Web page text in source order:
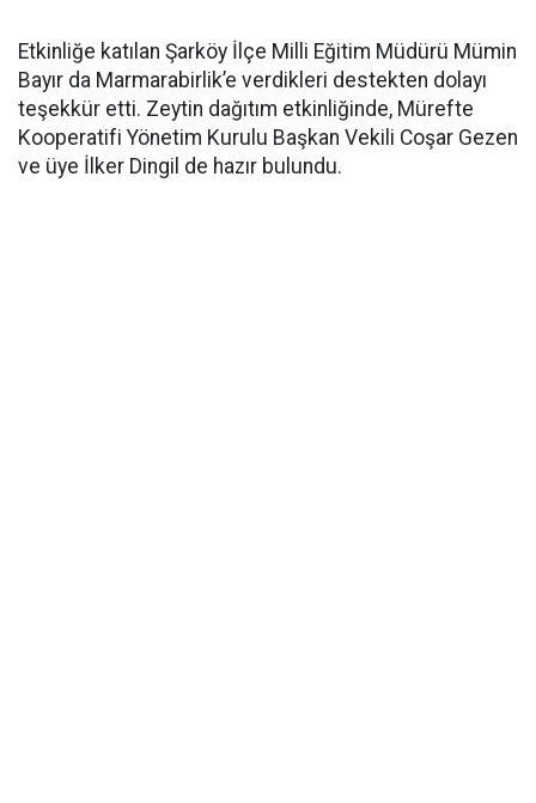
Etkinliğe katılan Şarköy İlçe Milli Eğitim Müdürü Mümin
Bayır da Marmarabirlik’e verdikleri destekten dolayı
teşekkür etti. Zeytin dağıtım etkinliğinde, Mürefte
Kooperatifi Yönetim Kurulu Başkan Vekili Coşar Gezen
ve üye İlker Dingil de hazır bulundu.